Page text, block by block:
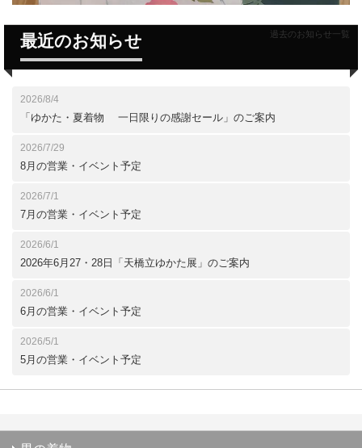
最近のお知らせ
2026/8/4
「ゆかた・夏着物 一日限りの感謝セール」のご案内
2026/7/29
8月の営業・イベント予定
2026/7/1
7月の営業・イベント予定
2026/6/1
2026年6月27・28日「天橋立ゆかた展」のご案内
2026/6/1
6月の営業・イベント予定
2026/5/1
5月の営業・イベント予定
過去のお知らせ一覧